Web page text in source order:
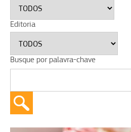
Editoria
Busque por palavra-chave